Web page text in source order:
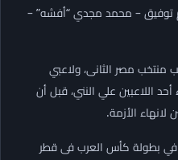
توفيق – محمد مجدي “أفشه” –
مصر الثانى، ولاعبي
اللاعبين علي النني، قبل أن
لانهاء الأزمة.
في بطولة كأس العرب فى قطر